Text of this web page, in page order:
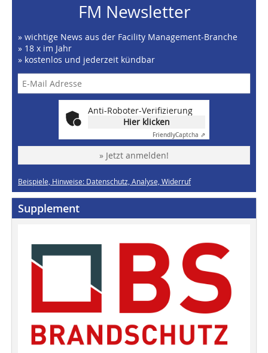
FM Newsletter
» wichtige News aus der Facility Management-Branche
» 18 x im Jahr
» kostenlos und jederzeit kündbar
Anti-Roboter-Verifizierung
Hier klicken
FriendlyCaptcha ⇗
» Jetzt anmelden!
Beispiele, Hinweise: Datenschutz, Analyse, Widerruf
Supplement